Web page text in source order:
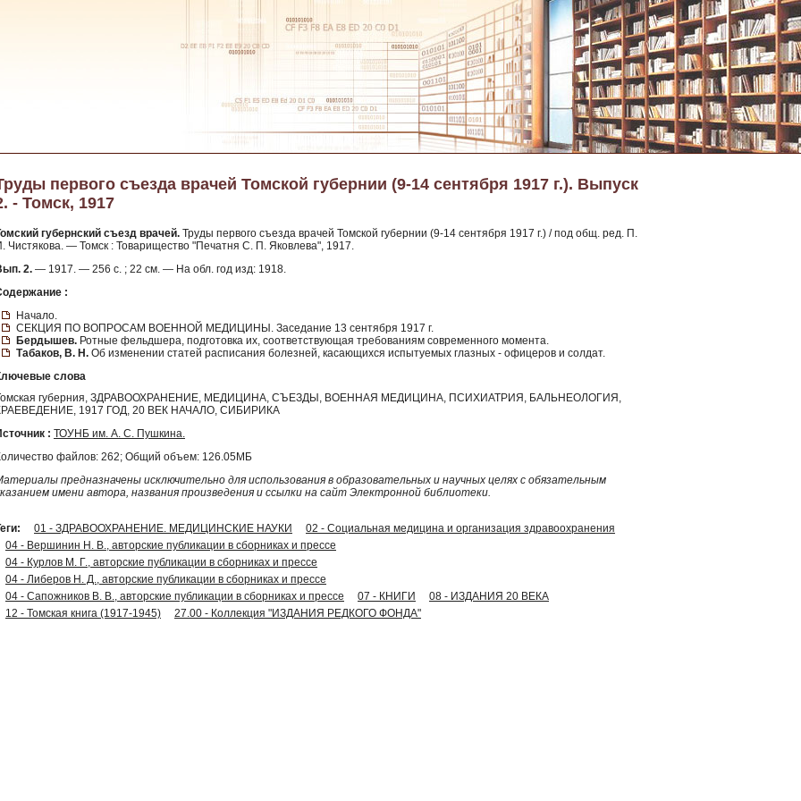
первого съезда врачей Томской губернии (9-14 сентября 1917 г.). Выпуск
- Томск, 1917
губернский съезд врачей. Труды первого съезда врачей Томской губернии (9-14 сентября 1917 г.) / под общ. ред. П.
Чистякова. — Томск : Товарищество "Печатня С. П. Яковлева", 1917.
2. — 1917. — 256 с. ; 22 см. — На обл. год изд: 1918.
:
Начало.
СЕКЦИЯ ПО ВОПРОСАМ ВОЕННОЙ МЕДИЦИНЫ. Заседание 13 сентября 1917 г.
Бердышев. Ротные фельдшера, подготовка их, соответствующая требованиям современного момента.
Табаков, В. Н. Об изменении статей расписания болезней, касающихся испытуемых глазных - офицеров и солдат.
слова
губерния, ЗДРАВООХРАНЕНИЕ, МЕДИЦИНА, СЪЕЗДЫ, ВОЕННАЯ МЕДИЦИНА, ПСИХИАТРИЯ, БАЛЬНЕОЛОГИЯ,
1917 ГОД, 20 ВЕК НАЧАЛО, СИБИРИКА
: ТОУНБ им. А. С. Пушкина.
файлов: 262; Общий объем: 126.05МБ
предназначены исключительно для использования в образовательных и научных целях с обязательным
имени автора, названия произведения и ссылки на сайт Электронной библиотеки.
01 - ЗДРАВООХРАНЕНИЕ. МЕДИЦИНСКИЕ НАУКИ
02 - Социальная медицина и организация здравоохранения
04 - Вершинин Н. В., авторские публикации в сборниках и прессе
04 - Курлов М. Г., авторские публикации в сборниках и прессе
04 - Либеров Н. Д., авторские публикации в сборниках и прессе
04 - Сапожников В. В., авторские публикации в сборниках и прессе
07 - КНИГИ
08 - ИЗДАНИЯ 20 ВЕКА
12 - Томская книга (1917-1945)
27.00 - Коллекция "ИЗДАНИЯ РЕДКОГО ФОНДА"